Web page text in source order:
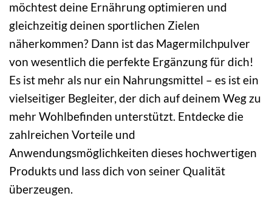
möchtest deine Ernährung optimieren und
gleichzeitig deinen sportlichen Zielen
näherkommen? Dann ist das Magermilchpulver
von wesentlich die perfekte Ergänzung für dich!
Es ist mehr als nur ein Nahrungsmittel – es ist ein
vielseitiger Begleiter, der dich auf deinem Weg zu
mehr Wohlbefinden unterstützt. Entdecke die
zahlreichen Vorteile und
Anwendungsmöglichkeiten dieses hochwertigen
Produkts und lass dich von seiner Qualität
überzeugen.